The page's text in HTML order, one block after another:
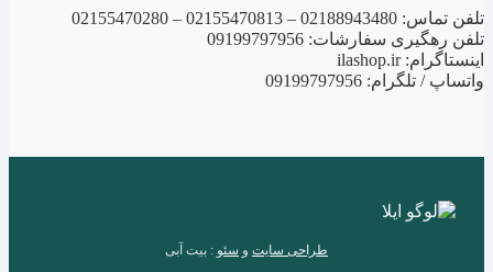
تلفن تماس: 02188943480 – 02155470813 – 02155470280
تلفن رهگیری سفارشات: 09199797956
اینستاگرام: ilashop.ir
واتساپ / تلگرام: 09199797956
طراحی سایت و سئو : بیت آبی